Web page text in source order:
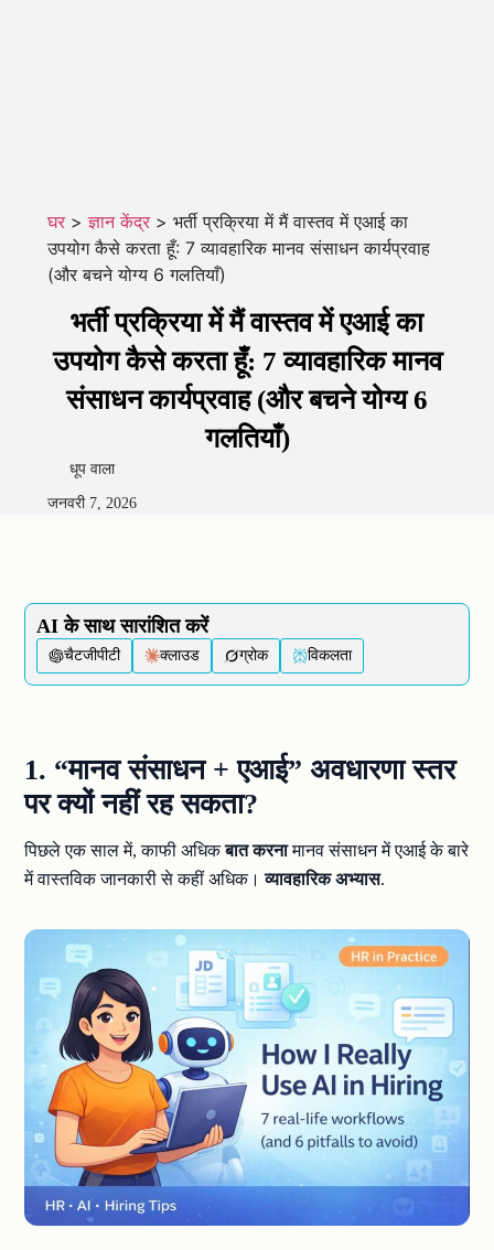
घर>ज्ञान केंद्र> भर्ती प्रक्रिया में मैं वास्तव में एआई का
उपयोग कैसे करता हूँ: 7 व्यावहारिक मानव संसाधन कार्यप्रवाह
(और बचने योग्य 6 गलतियाँ)
भर्ती प्रक्रिया में मैं वास्तव में एआई का
उपयोग कैसे करता हूँ: 7 व्यावहारिक मानव
संसाधन कार्यप्रवाह (और बचने योग्य 6
गलतियाँ)
धूप वाला
जनवरी 7, 2026
AI के साथ सारांशित करें
चैटजीपीटी क्लाउड ग्रोक विकलता
1. “मानव संसाधन + एआई” अवधारणा स्तर
पर क्यों नहीं रह सकता?
पिछले एक साल में, काफी अधिकबात करनामानव संसाधन में एआई के बारे
में वास्तविक जानकारी से कहीं अधिक।व्यावहारिक अभ्यास.